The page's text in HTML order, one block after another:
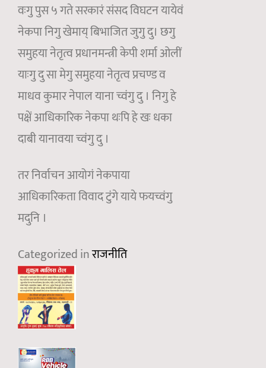
वःगु पुस ५ गते सरकारं संसद विघटन यायेवं
नेकपा निगु खेमाय् बिभाजित जुगु दु। छगु
समुहया नेतृत्व प्रधानमन्त्री केपी शर्मा ओलीं
याःगु दु सा मेगु समुहया नेतृत्व प्रचण्ड व
माधव कुमार नेपाल याना च्वंगु दु । निगु हे
पक्षें आधिकारिक नेकपा थःपि हे खः धका
दाबी यानावया च्वंगु दु ।
तर निर्वाचन आयोगं नेकपाया
आधिकारिकता विवाद टुंगे याये फयच्वंगु
मदुनि ।
Categorized inराजनीति